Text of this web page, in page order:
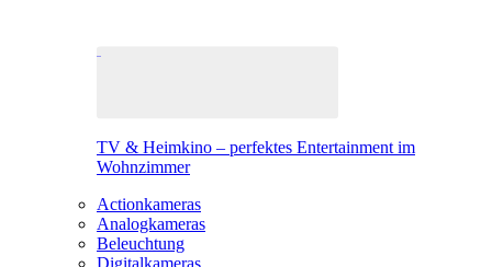
TV & Heimkino – perfektes Entertainment im
Wohnzimmer
Actionkameras
Analogkameras
Beleuchtung
Digitalkameras